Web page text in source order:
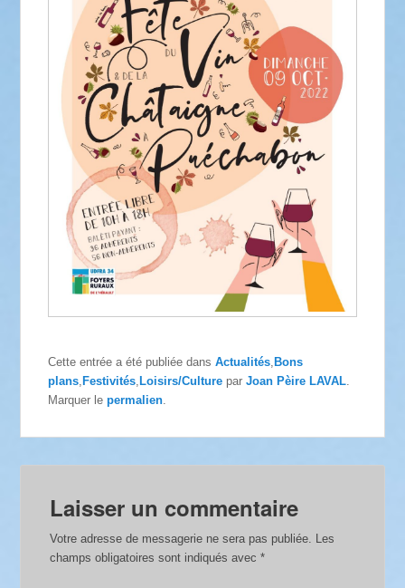
Cette entrée a été publiée dansActualités ,Bons
plans ,Festivités ,Loisirs/Culture parJoan Pèire LAVAL
Marquer lepermalien
Laisser un commentaire
Votre adresse de messagerie ne sera pas publiée. Les
champs obligatoires sont indiqués avec*